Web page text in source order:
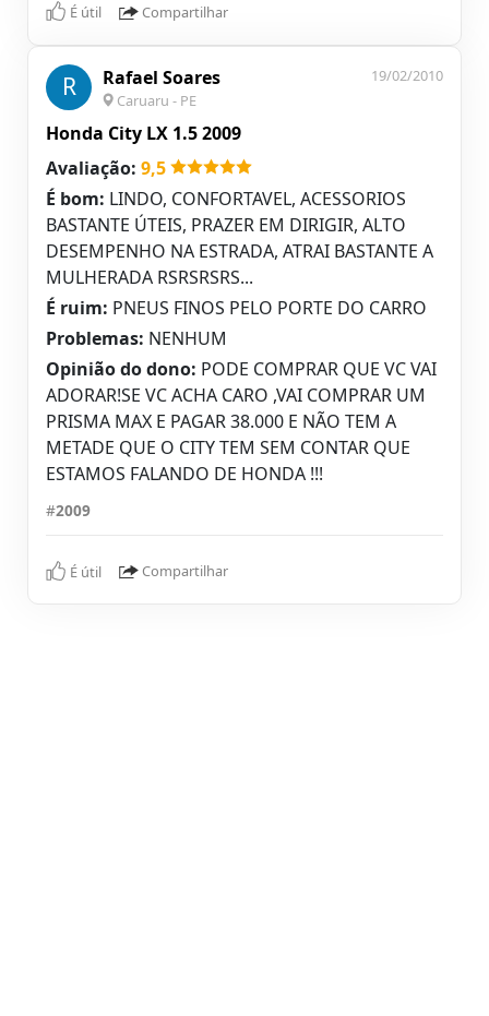
É útil Compartilhar
R Rafael Soares
Caruaru - PE
19/02/2010
Honda City LX 1.5 2009
Avaliação: 9,5
É bom: LINDO, CONFORTAVEL, ACESSORIOS
BASTANTE ÚTEIS, PRAZER EM DIRIGIR, ALTO
DESEMPENHO NA ESTRADA, ATRAI BASTANTE A
MULHERADA RSRSRSRS...
É ruim: PNEUS FINOS PELO PORTE DO CARRO
Problemas: NENHUM
Opinião do dono: PODE COMPRAR QUE VC VAI
ADORAR!SE VC ACHA CARO ,VAI COMPRAR UM
PRISMA MAX E PAGAR 38.000 E NÃO TEM A
METADE QUE O CITY TEM SEM CONTAR QUE
ESTAMOS FALANDO DE HONDA !!!
#2009
É útil Compartilhar